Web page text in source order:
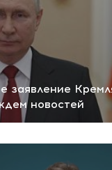
заявление
новостей